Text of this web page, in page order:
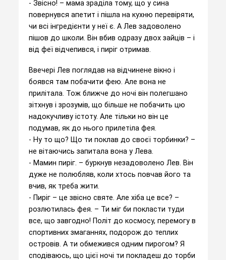
- Звісно! – мама зраділа тому, що у сина
повернувся апетит і пішла на кухню перевіряти,
чи всі інгредієнти у неї є. А Лев задоволено
пішов до школи. Він вбив одразу двох зайців – і
від феї відчепився, і пиріг отримав.
Ввечері Лев поглядав на відчинене вікно і
боявся там побачити фею. Але вона не
прилітала. Тож ближче до ночі він полегшано
зітхнув і зрозумів, що більше не побачить цю
надокучливу істоту. Але тільки но він це
подумав, як до нього прилетіла фея.
- Ну то що? Що ти поклав до своєї торбинки? –
не вітаючись запитала вона у Лева.
- Мамин пиріг. – буркнув незадоволено Лев. Він
дуже не полюбляв, коли хтось повчав його та
вчив, як треба жити.
- Пиріг – це звісно святе. Але хіба це все? –
розлютилась фея. – Ти міг би покласти туди
все, що завгодно! Політ до космосу, перемогу в
спортивних змаганнях, подорож до теплих
островів. А ти обмежився одним пирогом? Я
сподіваюсь, що цієї ночі ти покладеш до торби